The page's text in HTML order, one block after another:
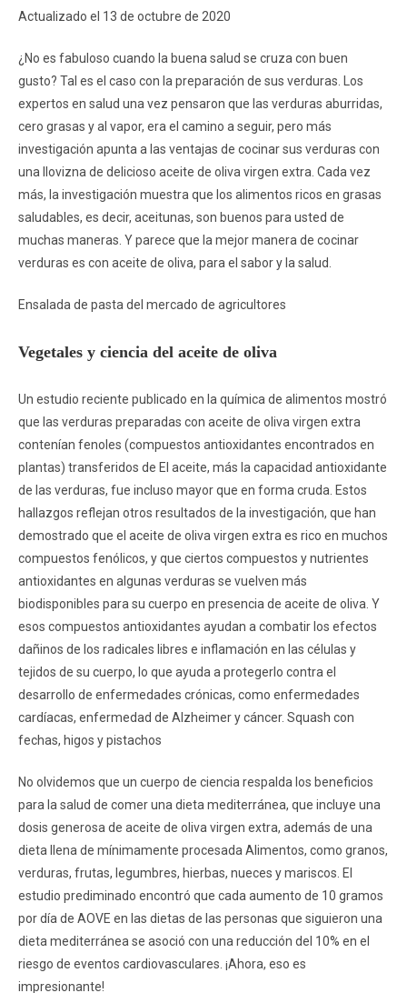
Actualizado el 13 de octubre de 2020
¿No es fabuloso cuando la buena salud se cruza con buen
gusto? Tal es el caso con la preparación de sus verduras. Los
expertos en salud una vez pensaron que las verduras aburridas,
cero grasas y al vapor, era el camino a seguir, pero más
investigación apunta a las ventajas de cocinar sus verduras con
una llovizna de delicioso aceite de oliva virgen extra. Cada vez
más, la investigación muestra que los alimentos ricos en grasas
saludables, es decir, aceitunas, son buenos para usted de
muchas maneras. Y parece que la mejor manera de cocinar
verduras es con aceite de oliva, para el sabor y la salud.
Ensalada de pasta del mercado de agricultores
Vegetales y ciencia del aceite de oliva
Un estudio reciente publicado en la química de alimentos mostró
que las verduras preparadas con aceite de oliva virgen extra
contenían fenoles (compuestos antioxidantes encontrados en
plantas) transferidos de El aceite, más la capacidad antioxidante
de las verduras, fue incluso mayor que en forma cruda. Estos
hallazgos reflejan otros resultados de la investigación, que han
demostrado que el aceite de oliva virgen extra es rico en muchos
compuestos fenólicos, y que ciertos compuestos y nutrientes
antioxidantes en algunas verduras se vuelven más
biodisponibles para su cuerpo en presencia de aceite de oliva. Y
esos compuestos antioxidantes ayudan a combatir los efectos
dañinos de los radicales libres e inflamación en las células y
tejidos de su cuerpo, lo que ayuda a protegerlo contra el
desarrollo de enfermedades crónicas, como enfermedades
cardíacas, enfermedad de Alzheimer y cáncer. Squash con
fechas, higos y pistachos
No olvidemos que un cuerpo de ciencia respalda los beneficios
para la salud de comer una dieta mediterránea, que incluye una
dosis generosa de aceite de oliva virgen extra, además de una
dieta llena de mínimamente procesada Alimentos, como granos,
verduras, frutas, legumbres, hierbas, nueces y mariscos. El
estudio prediminado encontró que cada aumento de 10 gramos
por día de AOVE en las dietas de las personas que siguieron una
dieta mediterránea se asoció con una reducción del 10% en el
riesgo de eventos cardiovasculares. ¡Ahora, eso es
impresionante!